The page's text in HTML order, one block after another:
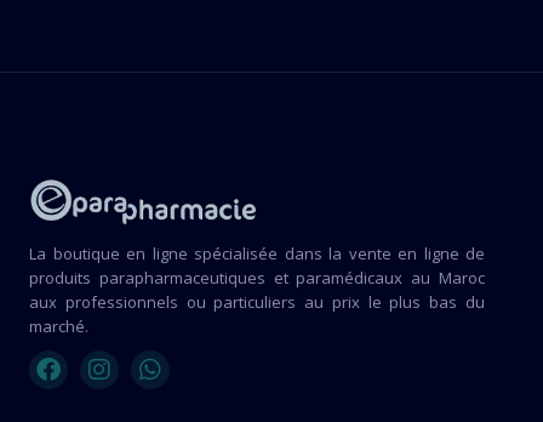
La boutique en ligne spécialisée dans la vente en ligne de
produits parapharmaceutiques et paramédicaux au Maroc
aux professionnels ou particuliers au prix le plus bas du
marché.